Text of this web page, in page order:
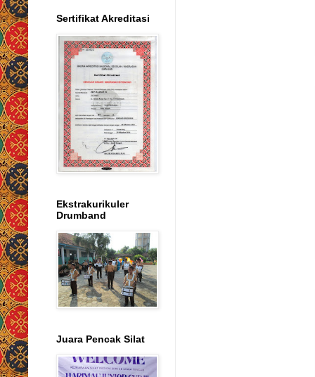
Sertifikat Akreditasi
Ekstrakurikuler
Drumband
Juara Pencak Silat